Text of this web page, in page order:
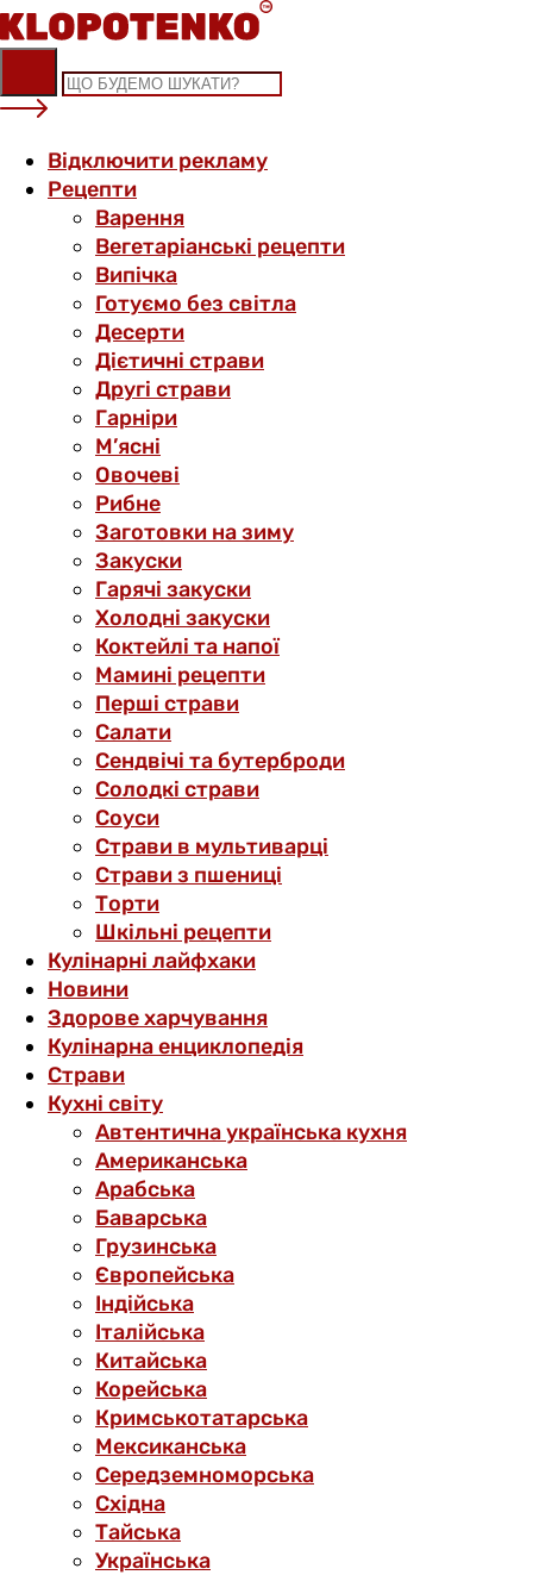
Skip
to
content
Відключити рекламу
Рецепти
Варення
Вегетаріанські рецепти
Випічка
Готуємо без світла
Десерти
Дієтичні страви
Другі страви
Гарніри
М’ясні
Овочеві
Рибне
Заготовки на зиму
Закуски
Гарячі закуски
Холодні закуски
Коктейлі та напої
Мамині рецепти
Перші страви
Салати
Сендвічі та бутерброди
Солодкі страви
Соуси
Страви в мультиварці
Страви з пшениці
Торти
Шкільні рецепти
Кулінарні лайфхаки
Новини
Здорове харчування
Кулінарна енциклопедія
Страви
Кухні світу
Автентична українська кухня
Американська
Арабська
Баварська
Грузинська
Європейська
Індійська
Італійська
Китайська
Корейська
Кримськотатарська
Мексиканська
Середземноморська
Східна
Тайська
Українська